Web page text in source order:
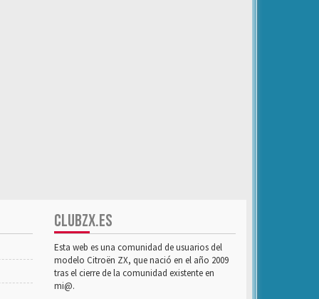
CLUBZX.ES
Esta web es una comunidad de usuarios del
modelo Citroën ZX, que nació en el año 2009
tras el cierre de la comunidad existente en
mi@.